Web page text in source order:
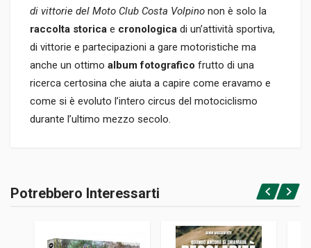
di vittorie del Moto Club Costa Volpino non è solo la
raccolta storica e cronologica di un’attività sportiva,
di vittorie e partecipazioni a gare motoristiche ma
anche un ottimo album fotografico frutto di una
ricerca certosina che aiuta a capire come eravamo e
come si è evoluto l’intero circus del motociclismo
durante l’ultimo mezzo secolo.
Rilegato
Accedi o registrati
Potrebbero Interessarti